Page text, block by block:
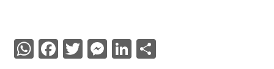
WhatsApp
Facebook
Twitter
Messenger
LinkedIn
Share